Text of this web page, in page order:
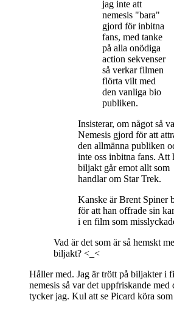
jag inte att
nemesis "bara"
gjord för inbitna
fans, med tanke
på alla onödiga
action sekvenser
så verkar filmen
flörta vilt med
den vanliga bio
publiken.
Insisterar, om något så
Nemesis gjord för att
den allmänna publiken
inte oss inbitna fans. Att
biljakt går emot allt som
handlar om Star Trek.
Kanske är Brent Spiner
för att han offrade sin
i en film som
Vad är det som är så hemskt
biljakt? <_<
Håller med. Jag är trött på biljakter i
nemesis så var det uppfriskande
tycker jag. Kul att se Picard köra som